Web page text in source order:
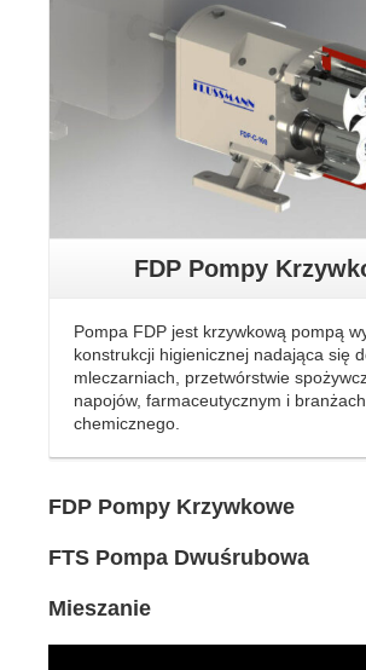
FDP Pompy
Pompa FDP jest krzywkową pompą
konstrukcji higienicznej nadająca się
mleczarniach, przetwórstwie
napojów, farmaceutycznym i branżach
chemicznego.
FDP Pompy Krzywkowe
FTS Pompa Dwuśrubowa
Mieszanie